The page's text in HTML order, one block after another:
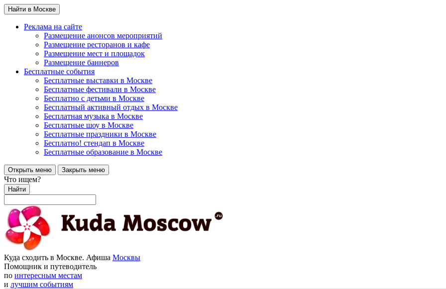
Найти в Москве
Реклама на сайте
Размещение анонсов мероприятий
Размещение ресторанов и кафе
Размещение мест и площадок
Размещение баннеров
Бесплатные события
Бесплатные выставки в Москве
Бесплатные фестивали в Москве
Бесплатно с детьми в Москве
Бесплатный активный отдых в Москве
Бесплатная музыка в Москве
Бесплатные шоу в Москве
Бесплатные праздники в Москве
Бесплатно! стендап в Москве
Бесплатные образование в Москве
Открыть меню Закрыть меню
Что ищем?
Найти
Куда сходить в Москве. Афиша Москвы
Помощник и путеводитель
по интересным местам
и лучшим событиям